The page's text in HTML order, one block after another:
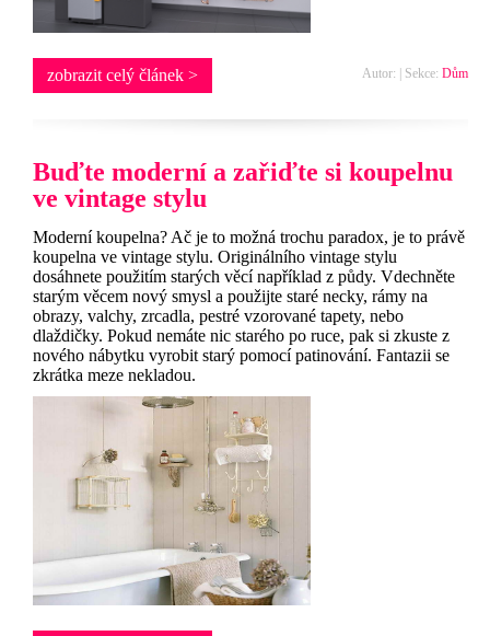
zobrazit celý článek > Autor: | Sekce: Dům
Buďte moderní a zařiďte si koupelnu
ve vintage stylu
Moderní koupelna? Ač je to možná trochu paradox, je to právě
koupelna ve vintage stylu. Originálního vintage stylu
dosáhnete použitím starých věcí například z půdy. Vdechněte
starým věcem nový smysl a použijte staré necky, rámy na
obrazy, valchy, zrcadla, pestré vzorované tapety, nebo
dlaždičky. Pokud nemáte nic starého po ruce, pak si zkuste z
nového nábytku vyrobit starý pomocí patinování. Fantazii se
zkrátka meze nekladou.